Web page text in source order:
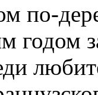
по-
годом